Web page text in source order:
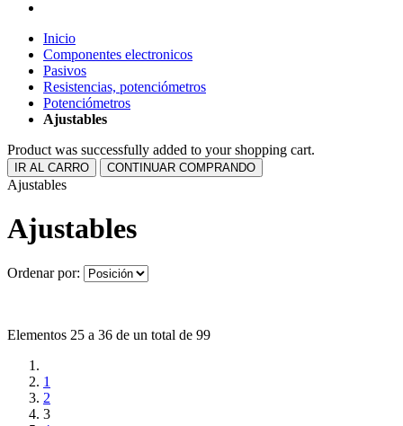
Inicio
Componentes electronicos
Pasivos
Resistencias, potenciómetros
Potenciómetros
Ajustables
Product was successfully added to your shopping cart.
IR AL CARRO CONTINUAR COMPRANDO
Ajustables
Ajustables
Ordenar por:
Elementos 25 a 36 de un total de 99
1
2
3